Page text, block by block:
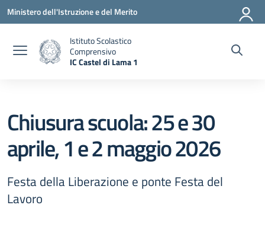
Vai ai contenuti
Vai al menu di navigazione
Vai al footer
Ministero dell'Istruzione e del Merito
Istituto Scolastico
Comprensivo
IC Castel di Lama 1
Chiusura scuola: 25 e 30
aprile, 1 e 2 maggio 2026
Festa della Liberazione e ponte Festa del
Lavoro